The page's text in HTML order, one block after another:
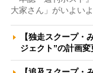
大家さん」がいよい
【独走スクープ・
ジェクト”の計画